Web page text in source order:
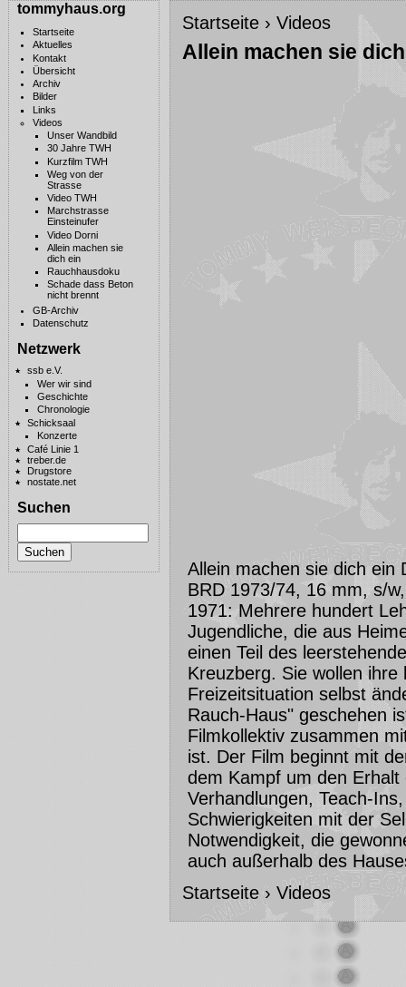
tommyhaus.org
Startseite
Aktuelles
Kontakt
Übersicht
Archiv
Bilder
Links
Videos
Unser Wandbild
30 Jahre TWH
Kurzfilm TWH
Weg von der
Strasse
Video TWH
Marchstrasse
Einsteinufer
Video Dorni
Allein machen sie
dich ein
Rauchhausdoku
Schade dass Beton
nicht brennt
GB-Archiv
Datenschutz
Netzwerk
ssb e.V.
Wer wir sind
Geschichte
Chronologie
Schicksaal
Konzerte
Café Linie 1
treber.de
Drugstore
nostate.net
Suchen
Startseite› Videos
Allein machen sie
Allein machen sie dich ein
BRD 1973/74, 16 mm, s/
1971: Mehrere hundert
Jugendliche, die aus
einen Teil des
Kreuzberg. Sie wollen
Freizeitsituation selbst
Rauch-Haus" geschehen
Filmkollektiv zusammen
ist. Der Film beginnt mit
dem Kampf um den
Verhandlungen, Teach-
Schwierigkeiten mit der
Notwendigkeit, die
auch außerhalb des
Startseite› Videos